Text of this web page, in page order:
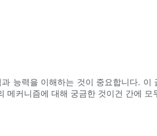
능력을 이해하는 것이 중요합니다. 이
커니즘에 대해 궁금한 것이건 간에 모